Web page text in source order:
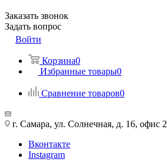
Заказать звонок
Задать вопрос
Войти
Корзина0
Избранные товары0
Сравнение товаров0
г. Самара, ул. Солнечная, д. 16, офис 2
Вконтакте
Instagram